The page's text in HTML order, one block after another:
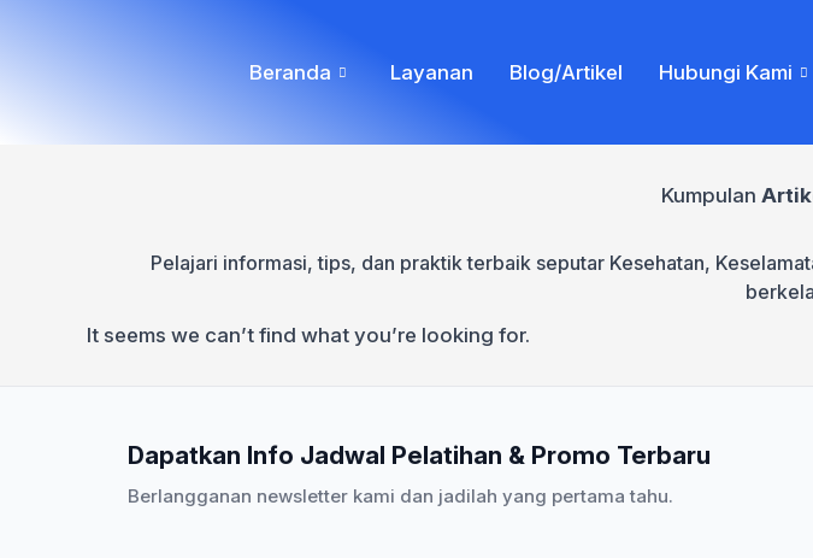
Beranda Layanan Blog/Artikel Hubungi Kami
Kumpulan
Pelajari informasi, tips, dan praktik terbaik seputar Kesehatan,
It seems we can’t find what you’re looking for.
Dapatkan Info Jadwal Pelatihan & Promo Terbaru
Berlangganan newsletter kami dan jadilah yang pertama tahu.